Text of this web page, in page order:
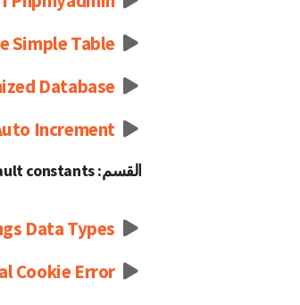
Simple Table
Database
Increment
القسم: Strings and Date and Default constants
Data Types
Cookie Error